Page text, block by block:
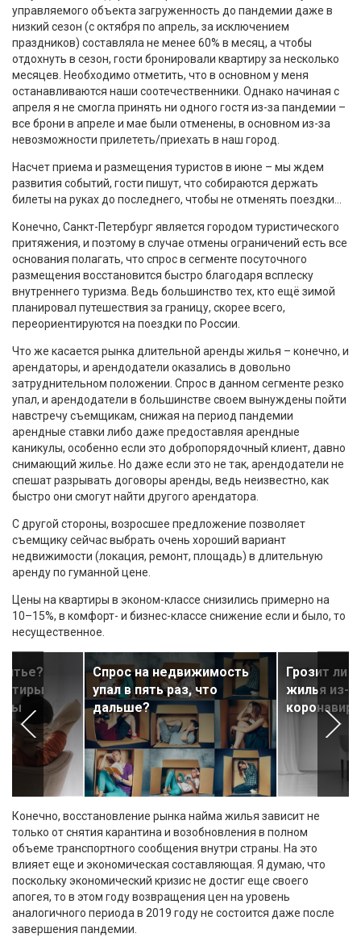
управляемого объекта загруженность до пандемии даже в
низкий сезон (с октября по апрель, за исключением
праздников) составляла не менее 60% в месяц, а чтобы
отдохнуть в сезон, гости бронировали квартиру за несколько
месяцев. Необходимо отметить, что в основном у меня
останавливаются наши соотечественники. Однако начиная с
апреля я не смогла принять ни одного гостя из-за пандемии –
все брони в апреле и мае были отменены, в основном из-за
невозможности прилететь/приехать в наш город.
Насчет приема и размещения туристов в июне – мы ждем
развития событий, гости пишут, что собираются держать
билеты на руках до последнего, чтобы не отменять поездки...
Конечно, Санкт-Петербург является городом туристического
притяжения, и поэтому в случае отмены ограничений есть все
основания полагать, что спрос в сегменте посуточного
размещения восстановится быстро благодаря всплеску
внутреннего туризма. Ведь большинство тех, кто ещё зимой
планировал путешествия за границу, скорее всего,
переориентируются на поездки по России.
Что же касается рынка длительной аренды жилья – конечно, и
арендаторы, и арендодатели оказались в довольно
затруднительном положении. Спрос в данном сегменте резко
упал, и арендодатели в большинстве своем вынуждены пойти
навстречу съемщикам, снижая на период пандемии
арендные ставки либо даже предоставляя арендные
каникулы, особенно если это добропорядочный клиент, давно
снимающий жилье. Но даже если это не так, арендодатели не
спешат разрывать договоры аренды, ведь неизвестно, как
быстро они смогут найти другого арендатора.
С другой стороны, возросшее предложение позволяет
съемщику сейчас выбрать очень хороший вариант
недвижимости (локация, ремонт, площадь) в длительную
аренду по гуманной цене.
Цены на квартиры в эконом-классе снизились примерно на
10–15%, в комфорт- и бизнес-классе снижение если и было, то
несущественное.
Спрос на недвижимость
упал в пять раз, что
дальше?
Грозит ли
жилья из-
Конечно, восстановление рынка найма жилья зависит не
только от снятия карантина и возобновления в полном
объеме транспортного сообщения внутри страны. На это
влияет еще и экономическая составляющая. Я думаю, что
поскольку экономический кризис не достиг еще своего
апогея, то в этом году возвращения цен на уровень
аналогичного периода в 2019 году не состоится даже после
завершения пандемии.